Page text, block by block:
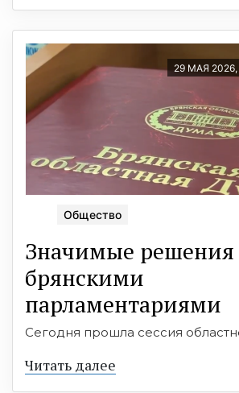
29 МАЯ 2026,
Общество
Значимые
брянскими
парламентариями
Сегодня прошла сессия
Читать далее